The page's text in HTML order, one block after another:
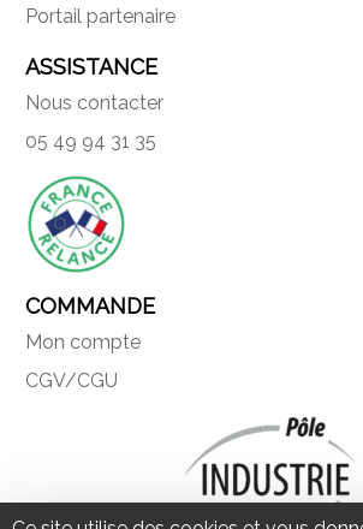
Portail partenaire
ASSISTANCE
Nous contacter
05 49 94 31 35
COMMANDE
Mon compte
CGV/CGU